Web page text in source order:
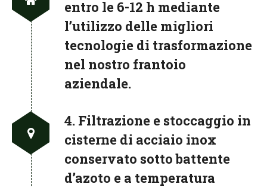
entro le 6-12 h mediante
l’utilizzo delle migliori
tecnologie di trasformazione
nel nostro frantoio
aziendale.
4. Filtrazione e stoccaggio in
cisterne di acciaio inox
conservato sotto battente
d’azoto e a temperatura